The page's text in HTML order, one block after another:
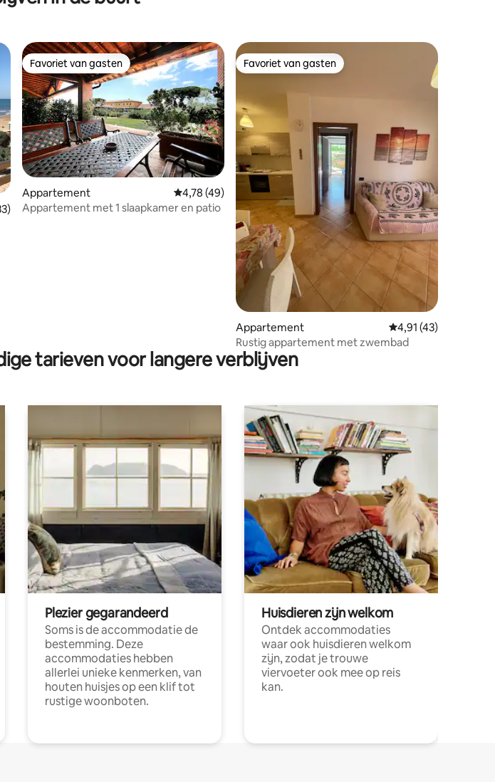
beoordeling van 4,94 op 5, 33 recensies
Favoriet van gasten
Favoriet van gasten
Appartement Gemiddelde beoordeling van 4,78 op 5, 49 recensies
4,78 (49)
Appartement met 1 slaapkamer en patio
Favoriet van gasten
Favoriet van gasten
Appartement Gemiddelde
4,91 (43)
Rustig appartement met zwembad
tarieven voor langere verblijven
Plezier gegarandeerd
Soms is de accommodatie de
bestemming. Deze
accommodaties hebben
allerlei unieke kenmerken, van
houten huisjes op een klif tot
rustige woonboten.
Huisdieren zijn welkom
Ontdek accommodaties
waar ook huisdieren welkom
zijn, zodat je trouwe
viervoeter ook mee op reis
kan.